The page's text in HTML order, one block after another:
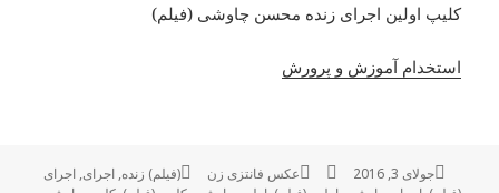
کلیپ اولین اجرای زنده محسن چاوشی (فیلم)
استخدام آموزش و پرورش
ارسال
جولای 3, 2016 نویسندهدسته‌ها
عکس فانتزی زن برچسب‌ها
(فیلم) زنده,اجرای,اجرای